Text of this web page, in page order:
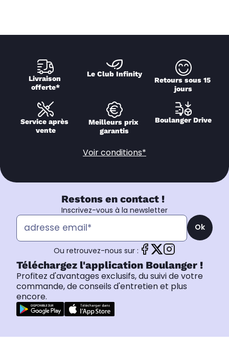
Livraison
offerte*
Le Club Infinity
Retours sous 15
jours
Service après
vente
Meilleurs prix
garantis
Boulanger Drive
Voir conditions*
Restons en contact !
Inscrivez-vous à la newsletter
Ok
Ou retrouvez-nous sur :
Téléchargez l'application Boulanger !
Profitez d'avantages exclusifs, du suivi de votre
commande, de conseils d'entretien et plus
encore.